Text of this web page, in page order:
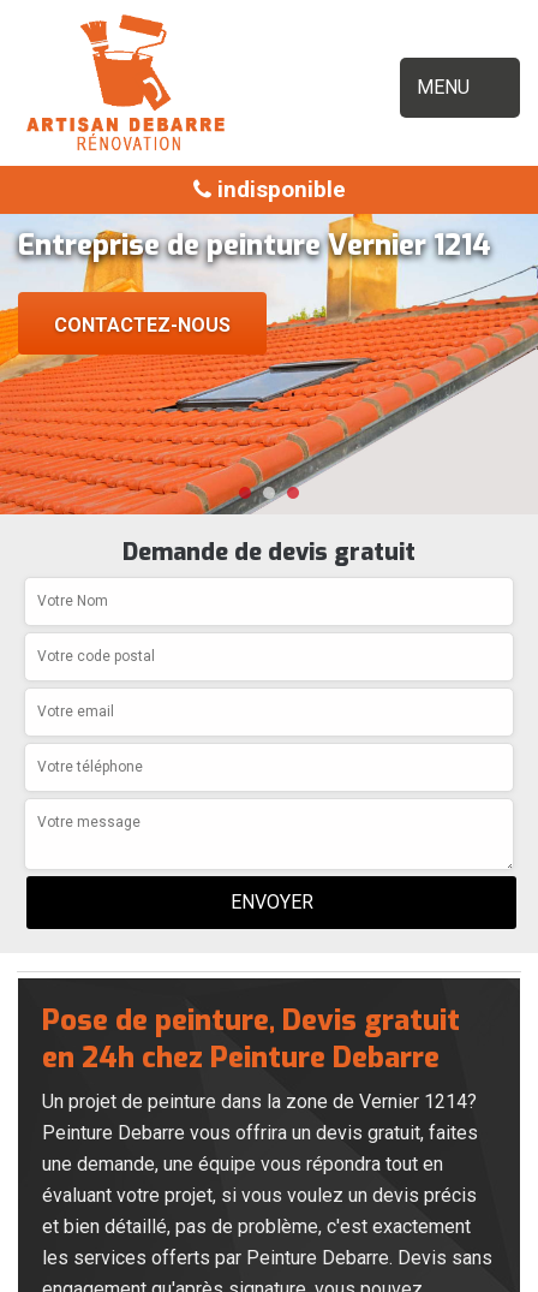
MENU
indisponible
Entreprise de peinture Vernier 1214
CONTACTEZ-NOUS
Demande de devis gratuit
Pose de peinture, Devis gratuit
en 24h chez Peinture Debarre
Un projet de peinture dans la zone de Vernier 1214?
Peinture Debarre vous offrira un devis gratuit, faites
une demande, une équipe vous répondra tout en
évaluant votre projet, si vous voulez un devis précis
et bien détaillé, pas de problème, c'est exactement
les services offerts par Peinture Debarre. Devis sans